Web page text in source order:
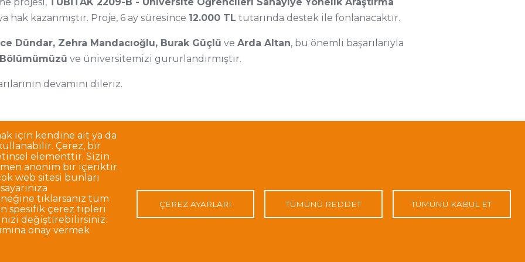
hak kazanmıştır. Proje, 6 ay süresince 12.000 TL tutarında destek ile fonlanacaktır.
Dündar, Zehra Mandacıoğlu, Burak Güçlü ve Arda Altan, bu önemli başarılarıyla
ve üniversitemizi gururlandırmıştır.
devamını dileriz.
için kendine ait ya da
Çerez, bir
elementtir. Sizin
anonim bir içeriktir.
web sitesi bunları
tıklarsanız tüm
spesifik çerez tipleri
değiştirebilirsiniz.
onay vermek
ÇEREZ AYARLARI TÜMÜNÜ REDDET TÜMÜNÜ KABUL ET
Gizlilik Politikası
06420, Kolej Çankaya ANKARA